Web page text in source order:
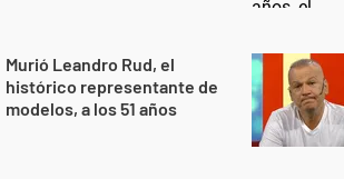
Murió Leandro Rud, el
histórico representante de
modelos, a los 51 años